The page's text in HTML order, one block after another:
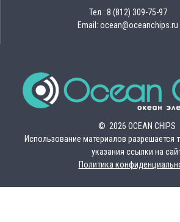
Тел.: 8 (812) 309-75-97
Email: ocean@oceanchips.ru
© 2026 OCEAN CHIPS
Использование материалов разрешается
указания ссылки на
Политика